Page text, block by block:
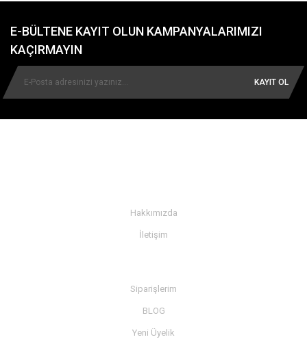
E-BÜLTENE KAYIT OLUN KAMPANYALARIMIZI
KAÇIRMAYIN
KAYIT OL
Hakkımızda
İletişim
Siparişlerim
BLOG
Yeni Üyelik